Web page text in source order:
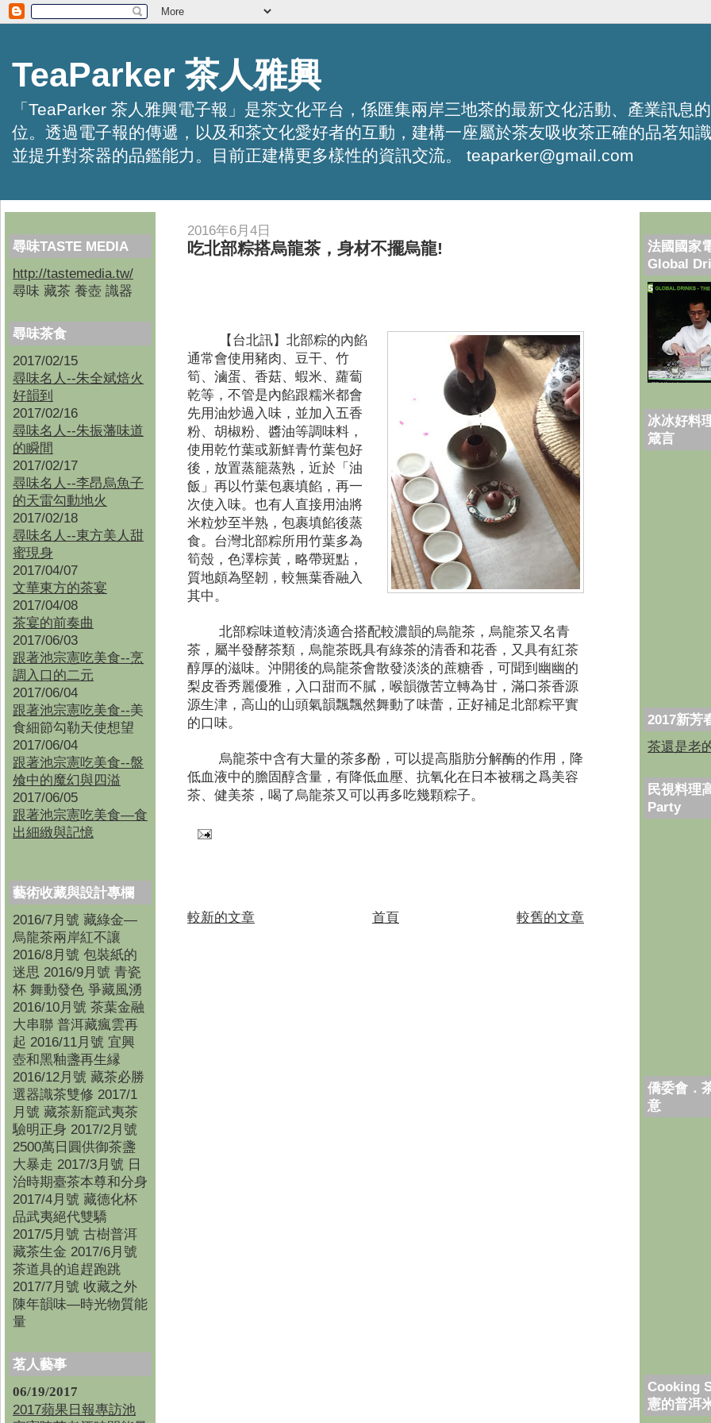
TeaParker 茶人雅興
「TeaParker 茶人雅興電子報」是茶文化平台，係匯集兩岸三地茶的最新文化活動、產業訊息
位。透過電子報的傳遞，以及和茶文化愛好者的互動，建構一座屬於茶友吸收茶正確的品茗知
並提升對茶器的品鑑能力。目前正建構更多樣性的資訊交流。 teaparker@gmail.com
尋味TASTE MEDIA
http://tastemedia.tw/
尋味 藏茶 養壺 識器
尋味茶食
2017/02/15
尋味名人--朱全斌焙火
好韻到
2017/02/16
尋味名人--朱振藩味道
的瞬間
2017/02/17
尋味名人--李昂烏魚子
的天雷勾動地火
2017/02/18
尋味名人--東方美人甜
蜜現身
2017/04/07
文華東方的茶宴
2017/04/08
茶宴的前奏曲
2017/06/03
跟著池宗憲吃美食--烹
調入口的二元
2017/06/04
跟著池宗憲吃美食--美
食細節勾勒天使想望
2017/06/04
跟著池宗憲吃美食--盤
飧中的魔幻與四溢
2017/06/05
跟著池宗憲吃美食—食
出細緻與記憶
藝術收藏與設計專欄
2016/7月號 藏綠金—
烏龍茶兩岸紅不讓
2016/8月號 包裝紙的
迷思 2016/9月號 青瓷
杯 舞動發色 爭藏風湧
2016/10月號 茶葉金融
大串聯 普洱藏瘋雲再
起 2016/11月號 宜興
壺和黑釉盞再生縁
2016/12月號 藏茶必勝
選器識茶雙修 2017/1
月號 藏茶新竉武夷茶
驗明正身 2017/2月號
2500萬日圓供御茶盞
大暴走 2017/3月號 日
治時期臺茶本尊和分身
2017/4月號 藏德化杯
品武夷絕代雙驕
2017/5月號 古樹普洱
藏茶生金 2017/6月號
茶道具的追趕跑跳
2017/7月號 收藏之外
陳年韻味—時光物質能
量
茗人藝事
06/19/2017
2017蘋果日報專訪池
2016年6月4日
吃北部粽搭烏龍茶，身材不擺烏龍!
【台北訊】 北部粽的內餡
通常會使用豬肉、豆干、竹
筍、滷蛋、香菇、蝦米、蘿蔔
乾等，不管是內餡跟糯米都會
先用油炒過入味，並加入五香
粉、胡椒粉、醬油等調味料，
使用乾竹葉或新鮮青竹葉包好
後，放置蒸籠蒸熟，近於「油
飯」再以竹葉包裹填餡，再一
次使入味。也有人直接用油將
米粒炒至半熟，包裹填餡後蒸
食。台灣北部粽所用竹葉多為
筍殼，色澤棕黃，略帶斑點，
質地頗為堅韌，較無葉香融入
其中。
北部粽味道較清淡適合搭配較濃韻的烏龍茶，烏龍茶又名青
茶，屬半發酵茶類，烏龍茶既具有綠茶的清香和花香，又具有紅茶
醇厚的滋味。沖開後的烏龍茶會散發淡淡的蔗糖香，可聞到幽幽的
梨皮香秀麗優雅，入口甜而不膩，喉韻微苦立轉為甘，滿口茶香源
源生津，高山的山頭氣韻飄飄然舞動了味蕾，正好補足北部粽平實
的口味。
烏龍茶中含有大量的茶多酚，可以提高脂肪分解酶的作用，降
低血液中的膽固醇含量，有降低血壓、抗氧化在日本被稱之爲美容
茶、健美茶，喝了烏龍茶又可以再多吃幾顆粽子。
較新的文章 較舊的文章
首頁
法國國家
Global
冰冰好料
箴言
2017新芳
茶還是老
民視料理
Party
僑委會．
意
Cooking
憲的普洱